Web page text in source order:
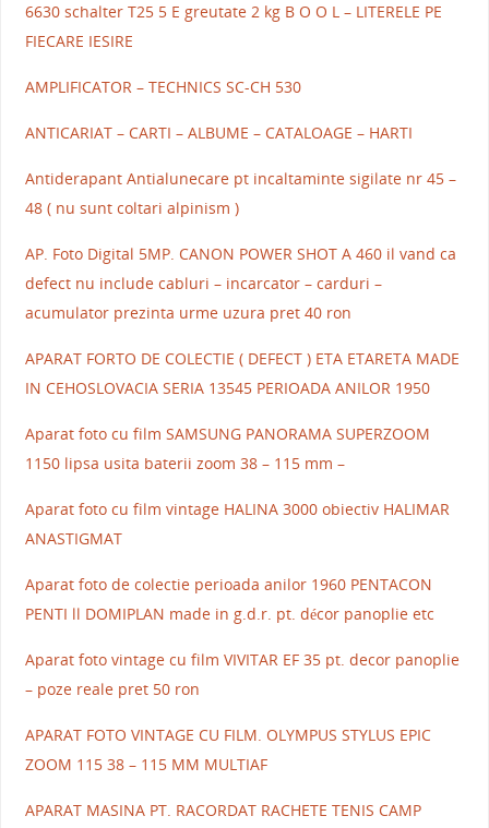
6630 schalter T25 5 E greutate 2 kg B O O L – LITERELE PE
FIECARE IESIRE
AMPLIFICATOR – TECHNICS SC-CH 530
ANTICARIAT – CARTI – ALBUME – CATALOAGE – HARTI
Antiderapant Antialunecare pt incaltaminte sigilate nr 45 –
48 ( nu sunt coltari alpinism )
AP. Foto Digital 5MP. CANON POWER SHOT A 460 il vand ca
defect nu include cabluri – incarcator – carduri –
acumulator prezinta urme uzura pret 40 ron
APARAT FORTO DE COLECTIE ( DEFECT ) ETA ETARETA MADE
IN CEHOSLOVACIA SERIA 13545 PERIOADA ANILOR 1950
Aparat foto cu film SAMSUNG PANORAMA SUPERZOOM
1150 lipsa usita baterii zoom 38 – 115 mm –
Aparat foto cu film vintage HALINA 3000 obiectiv HALIMAR
ANASTIGMAT
Aparat foto de colectie perioada anilor 1960 PENTACON
PENTI ll DOMIPLAN made in g.d.r. pt. décor panoplie etc
Aparat foto vintage cu film VIVITAR EF 35 pt. decor panoplie
– poze reale pret 50 ron
APARAT FOTO VINTAGE CU FILM. OLYMPUS STYLUS EPIC
ZOOM 115 38 – 115 MM MULTIAF
APARAT MASINA PT. RACORDAT RACHETE TENIS CAMP